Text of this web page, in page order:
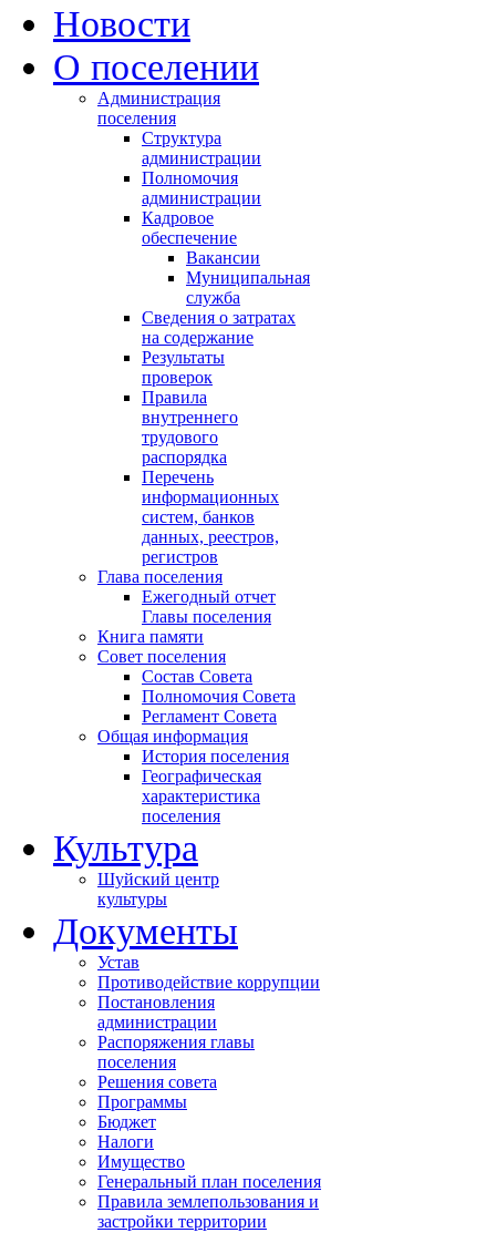
Новости
О поселении
Администрация
поселения
Структура
администрации
Полномочия
администрации
Кадровое
обеспечение
Вакансии
Муниципальная
служба
Сведения о затратах
на содержание
Результаты
проверок
Правила
внутреннего
трудового
распорядка
Перечень
информационных
систем, банков
данных, реестров,
регистров
Глава поселения
Ежегодный отчет
Главы поселения
Книга памяти
Совет поселения
Состав Совета
Полномочия Совета
Регламент Совета
Общая информация
История поселения
Географическая
характеристика
поселения
Культура
Шуйский центр
культуры
Документы
Устав
Противодействие коррупции
Постановления
администрации
Распоряжения главы
поселения
Решения совета
Программы
Бюджет
Налоги
Имущество
Генеральный план поселения
Правила землепользования и
застройки территории